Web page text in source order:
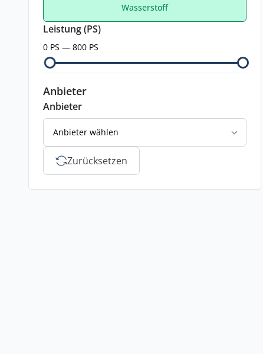
Wasserstoff
Leistung (PS)
0 PS — 800 PS
Anbieter
Anbieter
Anbieter wählen
Zurücksetzen